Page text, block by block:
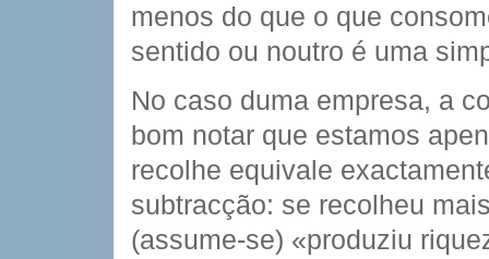
menos do que o que
sentido ou noutro é uma
No caso duma empresa, a
bom notar que estamos
recolhe equivale
subtracção: se recolheu
(assume-se) «produziu